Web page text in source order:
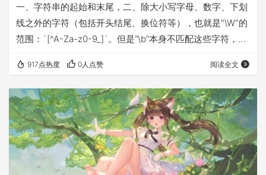
一、字符串的起始和末尾，二、除大小写字母、数字、下划
线之外的字符（包括开头结尾、换位符等），也就是"\W"的
范围：`[^A-Za-z0-9_]`。但是“\b”本身不匹配这些字符，他
个Demo： 当使用”\b“去匹配字符串中单词的时候，会得到
上述结果。所以看出来划分单词边界的字符不仅仅是空格
了，事实上连"-"字符都算做是用来区分单词边界。 但是请
注意，不要试图使用"\b"匹配字符串中用来区分英文单词边
界的字符…
917点热度 0人点赞 阅读全文